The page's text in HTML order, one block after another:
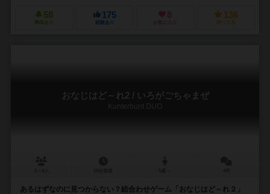
58
興味あり
175
経験あり
8
お気に入り
136
持ってる
おなじはど～れ2 / いろがごちゃまぜ
Kunterbunt DUO
あるはずなのに見つからない？絵合わせゲーム「おなじはど～れ２」